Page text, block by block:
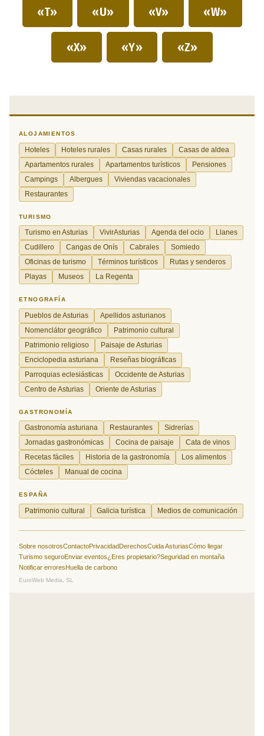
«T» «U» «V» «W»
«X» «Y» «Z»